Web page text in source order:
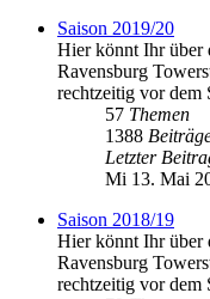
Saison 2019/20
Hier könnt Ihr über
Ravensburg
rechtzeitig vor dem
57 Themen
1388
Letzter
Mi 13. Mai
Saison 2018/19
Hier könnt Ihr über
Ravensburg
rechtzeitig vor dem